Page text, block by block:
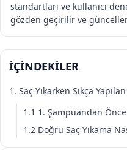
İÇİNDEKİLER
1. Saç Yıkarken Sıkça
1.1 1. Şampuandan
1.2 Doğru Saç Yıkama
standartları ve kullanıcı
gözden geçirilir ve